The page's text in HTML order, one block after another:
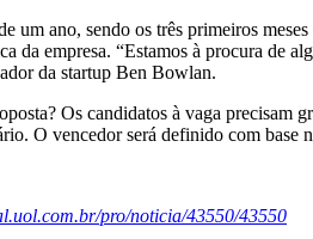
um ano, sendo os três primeiros
da empresa. “Estamos à procura de
da startup Ben Bowlan.
Os candidatos à vaga precisam
O vencedor será definido com
pro/noticia/43550/43550